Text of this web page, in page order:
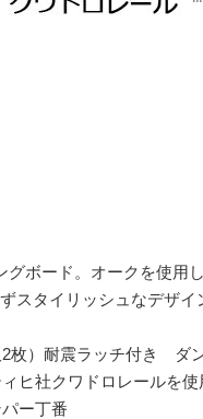
ボード。オークを使用
スタイリッシュなデザイ
枚）耐震ラッチ付き ダ
社クワドロレールを使
ー丁番